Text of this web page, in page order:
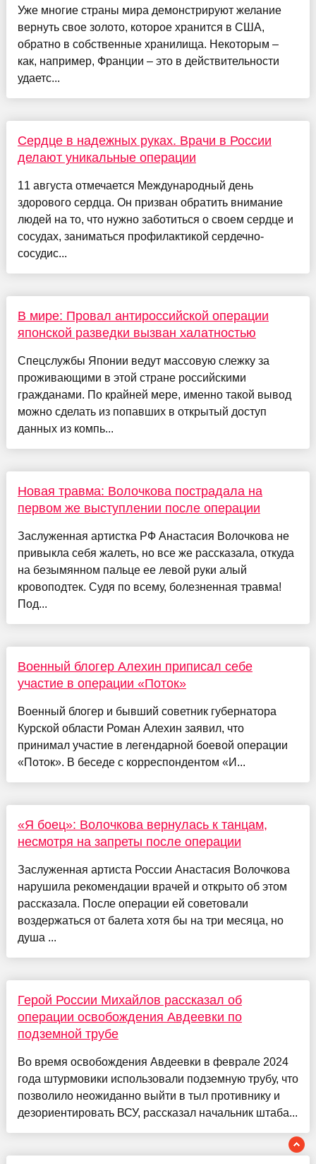
Уже многие страны мира демонстрируют желание
вернуть свое золото, которое хранится в США,
обратно в собственные хранилища. Некоторым –
как, например, Франции – это в действительности
удаетс...
Сердце в надежных руках. Врачи в России
делают уникальные операции
11 августа отмечается Международный день
здорового сердца. Он призван обратить внимание
людей на то, что нужно заботиться о своем сердце и
сосудах, заниматься профилактикой сердечно-
сосудис...
В мире: Провал антироссийской операции
японской разведки вызван халатностью
Спецслужбы Японии ведут массовую слежку за
проживающими в этой стране российскими
гражданами. По крайней мере, именно такой вывод
можно сделать из попавших в открытый доступ
данных из компь...
Новая травма: Волочкова пострадала на
первом же выступлении после операции
Заслуженная артистка РФ Анастасия Волочкова не
привыкла себя жалеть, но все же рассказала, откуда
на безымянном пальце ее левой руки алый
кровоподтек. Судя по всему, болезненная травма!
Под...
Военный блогер Алехин приписал себе
участие в операции «Поток»
Военный блогер и бывший советник губернатора
Курской области Роман Алехин заявил, что
принимал участие в легендарной боевой операции
«Поток». В беседе с корреспондентом «И...
«Я боец»: Волочкова вернулась к танцам,
несмотря на запреты после операции
Заслуженная артиста России Анастасия Волочкова
нарушила рекомендации врачей и открыто об этом
рассказала. После операции ей советовали
воздержаться от балета хотя бы на три месяца, но
душа ...
Герой России Михайлов рассказал об
операции освобождения Авдеевки по
подземной трубе
Во время освобождения Авдеевки в феврале 2024
года штурмовики использовали подземную трубу, что
позволило неожиданно выйти в тыл противнику и
дезориентировать ВСУ, рассказал начальник штаба...